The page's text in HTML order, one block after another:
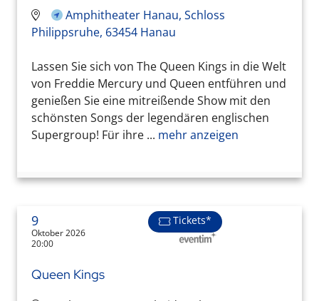
Amphitheater Hanau, Schloss
Philippsruhe, 63454 Hanau
Lassen Sie sich von The Queen Kings in die Welt
von Freddie Mercury und Queen entführen und
genießen Sie eine mitreißende Show mit den
schönsten Songs der legendären englischen
Supergroup! Für ihre ... mehr anzeigen
9
Oktober 2026
20:00
Tickets*
Queen Kings